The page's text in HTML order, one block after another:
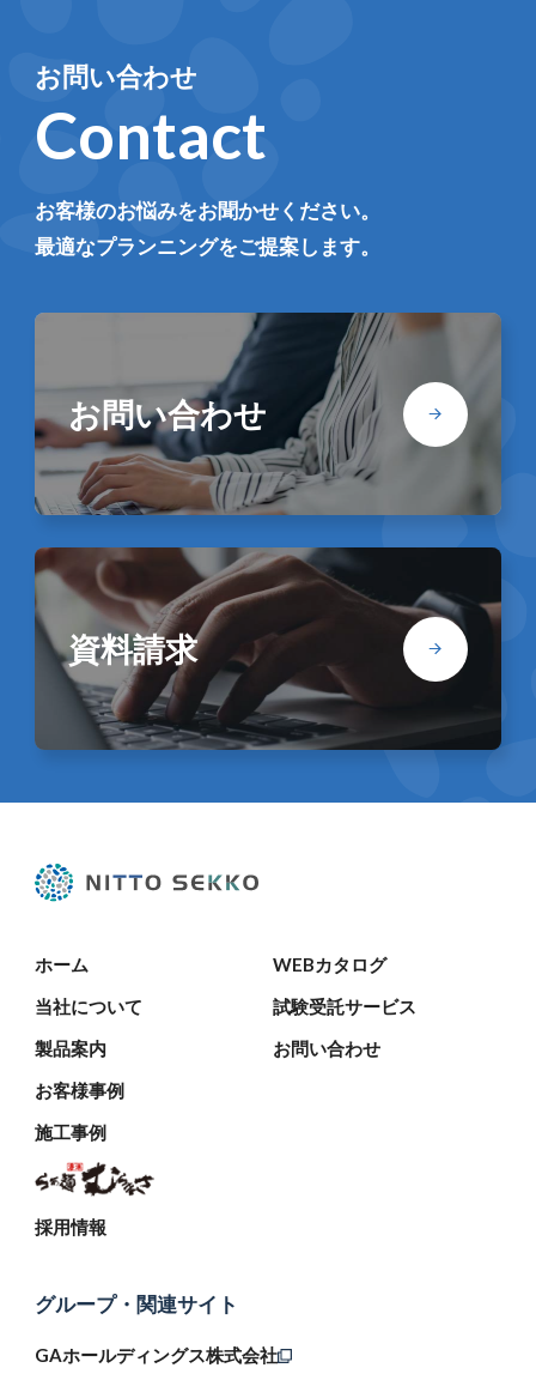
お問い合わせ
Contact
お客様のお悩みをお聞かせください。
最適なプランニングをご提案します。
お問い合わせ
資料請求
ホーム
当社について
製品案内
お客様事例
施工事例
採用情報
WEBカタログ
試験受託サービス
お問い合わせ
グループ・関連サイト
GAホールディングス株式会社